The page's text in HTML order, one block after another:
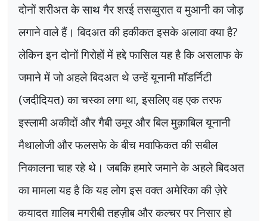
दोनों शरीअत के साथ गैर शरई तसव्वुरात व मुआनी का जोड़
लगाने वाले हैं। बिदअत की हकीकत इसके अलावा क्या है?
लेकिन इन दोनों गिरोहों में हद्दे फासिल यह है कि असलाफ के
जमाने में जो अहले बिदअत थे उन्हें यूनानी मॉडर्निटी
(जदीदियत) का चस्का लगा था,इसलिए वह एक तरफ
इस्लामी अकीदों और गैबी उमूर और बिल मुक़ाबिल यूनानी
मैथालोजी और फलसफे के बीच मवाफिकत की सबील
निकालना चाह रहे थे। जबकि हमारे जमाने के अहले बिदअत
का मामला यह है कि यह लोग इस वक्त अमेरिका की ज़ेरे
कयादत ग़ालिब मगरीबी तहज़ीब और कल्चर पर निसार हो